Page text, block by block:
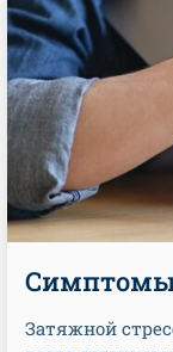
Симптомы
Затяжной